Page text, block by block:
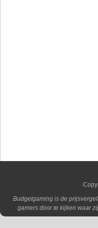
Budgetgaming is de
gamers door te kijken waar